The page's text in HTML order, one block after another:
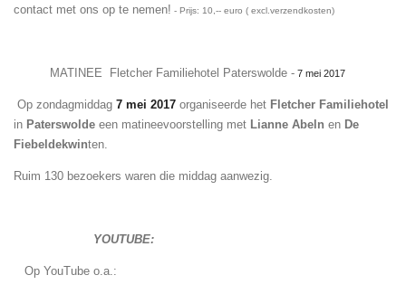
contact met ons op te nemen! - Prijs: 10,-- euro ( excl.verzendkosten)
MATINEE Fletcher Familiehotel Paterswolde - 7 mei 2017
Op zondagmiddag 7 mei 2017 organiseerde het Fletcher Familiehotel
in Paterswolde een matineevoorstelling met Lianne Abeln en De
Fiebeldekwinten.
Ruim 130 bezoekers waren die middag aanwezig.
YOUTUBE:
Op YouTube o.a.: